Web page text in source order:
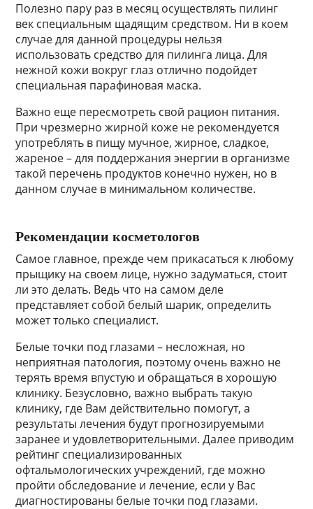
Полезно пару раз в месяц осуществлять пилинг
век специальным щадящим средством. Ни в коем
случае для данной процедуры нельзя
использовать средство для пилинга лица. Для
нежной кожи вокруг глаз отлично подойдет
специальная парафиновая маска.
Важно еще пересмотреть свой рацион питания.
При чрезмерно жирной коже не рекомендуется
употреблять в пищу мучное, жирное, сладкое,
жареное – для поддержания энергии в организме
такой перечень продуктов конечно нужен, но в
данном случае в минимальном количестве.
Рекомендации косметологов
Самое главное, прежде чем прикасаться к любому
прыщику на своем лице, нужно задуматься, стоит
ли это делать. Ведь что на самом деле
представляет собой белый шарик, определить
может только специалист.
Белые точки под глазами – несложная, но
неприятная патология, поэтому очень важно не
терять время впустую и обращаться в хорошую
клинику. Безусловно, важно выбрать такую
клинику, где Вам действительно помогут, а
результаты лечения будут прогнозируемыми
заранее и удовлетворительными. Далее приводим
рейтинг специализированных
офтальмологических учреждений, где можно
пройти обследование и лечение, если у Вас
диагностированы белые точки под глазами.